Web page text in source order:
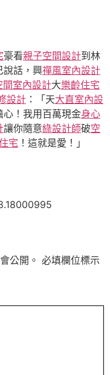
豪看親子空間設計到林
說話，興禪風室內設計
間室內設計大樂齡住宅
設計 ：「天大直室內設
心！我用百萬現金身心
讓你隨意綠設計師破空
宅 ！這就是愛！」
公開。 必填欄位標示